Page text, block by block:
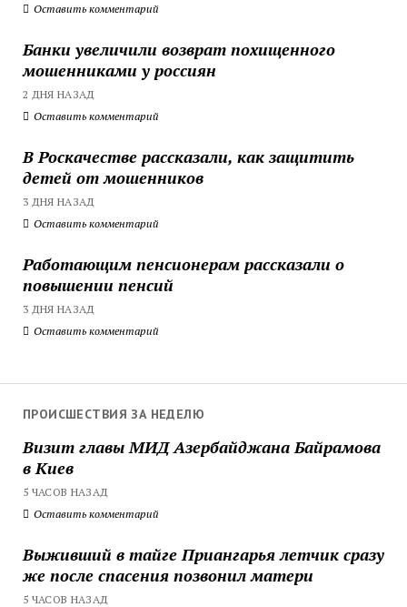
Оставить комментарий
Банки увеличили возврат похищенного
мошенниками у россиян
2 ДНЯ НАЗАД
Оставить комментарий
В Роскачестве рассказали, как защитить
детей от мошенников
3 ДНЯ НАЗАД
Оставить комментарий
Работающим пенсионерам рассказали о
повышении пенсий
3 ДНЯ НАЗАД
Оставить комментарий
ПРОИСШЕСТВИЯ ЗА НЕДЕЛЮ
Визит главы МИД Азербайджана Байрамова
в Киев
5 ЧАСОВ НАЗАД
Оставить комментарий
Выживший в тайге Приангарья летчик сразу
же после спасения позвонил матери
5 ЧАСОВ НАЗАД